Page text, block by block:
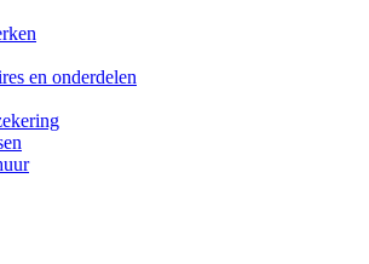
en onderdelen